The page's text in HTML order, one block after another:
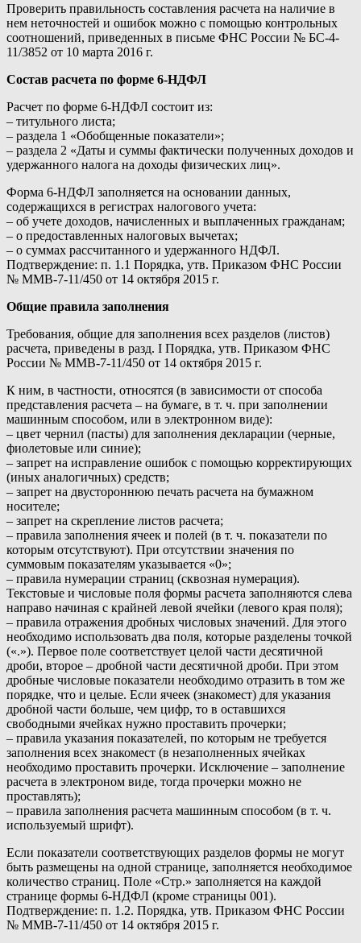
Проверить правильность составления расчета на наличие в
нем неточностей и ошибок можно с помощью контрольных
соотношений, приведенных в письме ФНС России № БС-4-
11/3852 от 10 марта 2016 г.
Состав расчета по форме 6-НДФЛ
Расчет по форме 6-НДФЛ состоит из:
– титульного листа;
– раздела 1 «Обобщенные показатели»;
– раздела 2 «Даты и суммы фактически полученных доходов и
удержанного налога на доходы физических лиц».
Форма 6-НДФЛ заполняется на основании данных,
содержащихся в регистрах налогового учета:
– об учете доходов, начисленных и выплаченных гражданам;
– о предоставленных налоговых вычетах;
– о суммах рассчитанного и удержанного НДФЛ.
Подтверждение: п. 1.1 Порядка, утв. Приказом ФНС России
№ ММВ-7-11/450 от 14 октября 2015 г.
Общие правила заполнения
Требования, общие для заполнения всех разделов (листов)
расчета, приведены в разд. I Порядка, утв. Приказом ФНС
России № ММВ-7-11/450 от 14 октября 2015 г.
К ним, в частности, относятся (в зависимости от способа
представления расчета – на бумаге, в т. ч. при заполнении
машинным способом, или в электронном виде):
– цвет чернил (пасты) для заполнения декларации (черные,
фиолетовые или синие);
– запрет на исправление ошибок с помощью корректирующих
(иных аналогичных) средств;
– запрет на двустороннюю печать расчета на бумажном
носителе;
– запрет на скрепление листов расчета;
– правила заполнения ячеек и полей (в т. ч. показатели по
которым отсутствуют). При отсутствии значения по
суммовым показателям указывается «0»;
– правила нумерации страниц (сквозная нумерация).
Текстовые и числовые поля формы расчета заполняются слева
направо начиная с крайней левой ячейки (левого края поля);
– правила отражения дробных числовых значений. Для этого
необходимо использовать два поля, которые разделены точкой
(«.»). Первое поле соответствует целой части десятичной
дроби, второе – дробной части десятичной дроби. При этом
дробные числовые показатели необходимо отразить в том же
порядке, что и целые. Если ячеек (знакомест) для указания
дробной части больше, чем цифр, то в оставшихся
свободными ячейках нужно проставить прочерки;
– правила указания показателей, по которым не требуется
заполнения всех знакомест (в незаполненных ячейках
необходимо проставить прочерки. Исключение – заполнение
расчета в электроном виде, тогда прочерки можно не
проставлять);
– правила заполнения расчета машинным способом (в т. ч.
используемый шрифт).
Если показатели соответствующих разделов формы не могут
быть размещены на одной странице, заполняется необходимое
количество страниц. Поле «Стр.» заполняется на каждой
странице формы 6-НДФЛ (кроме страницы 001).
Подтверждение: п. 1.2. Порядка, утв. Приказом ФНС России
№ ММВ-7-11/450 от 14 октября 2015 г.